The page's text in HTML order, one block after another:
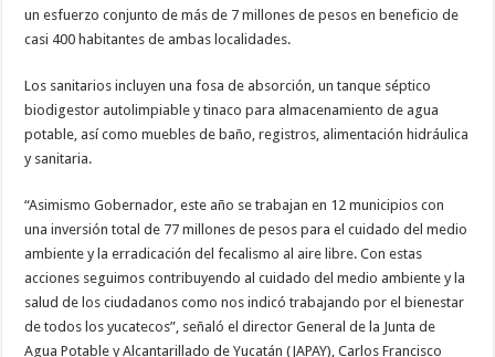
un esfuerzo conjunto de más de 7 millones de pesos en beneficio de
casi 400 habitantes de ambas localidades.
Los sanitarios incluyen una fosa de absorción, un tanque séptico
biodigestor autolimpiable y tinaco para almacenamiento de agua
potable, así como muebles de baño, registros, alimentación hidráulica
y sanitaria.
“Asimismo Gobernador, este año se trabajan en 12 municipios con
una inversión total de 77 millones de pesos para el cuidado del medio
ambiente y la erradicación del fecalismo al aire libre. Con estas
acciones seguimos contribuyendo al cuidado del medio ambiente y la
salud de los ciudadanos como nos indicó trabajando por el bienestar
de todos los yucatecos”, señaló el director General de la Junta de
Agua Potable y Alcantarillado de Yucatán (JAPAY), Carlos Francisco